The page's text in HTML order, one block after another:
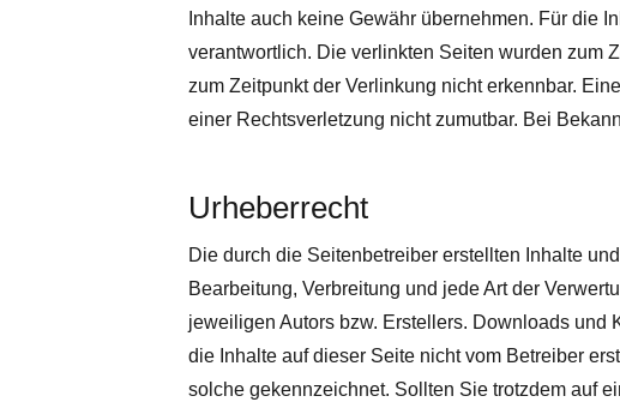
Inhalte auch keine Gewähr übernehmen. Für die
verantwortlich. Die verlinkten Seiten wurden zum
zum Zeitpunkt der Verlinkung nicht erkennbar.
einer Rechtsverletzung nicht zumutbar. Bei
Urheberrecht
Die durch die Seitenbetreiber erstellten Inhalte
Bearbeitung, Verbreitung und jede Art der
jeweiligen Autors bzw. Erstellers. Downloads und
die Inhalte auf dieser Seite nicht vom Betreiber
solche gekennzeichnet. Sollten Sie trotzdem auf